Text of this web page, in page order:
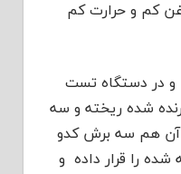
کم و حرارت کم
و در دستگاه تست
شده ریخته و سه
آن هم سه برش کدو
شده را قرار داده و